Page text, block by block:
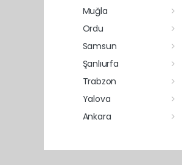
Muğla
Ordu
Samsun
Şanlıurfa
Trabzon
Yalova
Ankara